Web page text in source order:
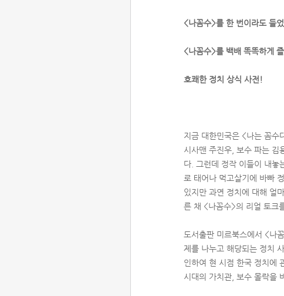
<나꼼수>를 한 번이라도 들
<나꼼수>를 백배 똑똑하게
호쾌한 정치 상식 사전!
지금 대한민국은 <나는 꼼수
시사맨 주진우, 보수 파는 김
다. 그런데 정작 이들이 내놓
로 태어나 먹고살기에 바빠
있지만 과연 정치에 대해 얼
른 채 <나꼼수>의 리얼 토크
도서출판 미르북스에서 <나
제를 나누고 해당되는 정치
인하여 현 시점 한국 정치에
시대의 가치관, 보수 몰락을